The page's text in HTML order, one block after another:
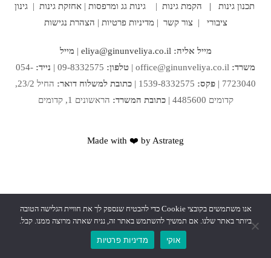
תכנון גינות | הקמת גינות | גינות גג ומרפסות |אחזקת גינות |גינון
ציבורי |צור קשר | מדיניות פרטיות | הצהרת נגישות
מייל אליה: eliya@ginunveliya.co.il
| מייל
משרד: office@ginunveliya.co.il
| טלפון: נייד: 054-
7723040 |
פקס: כתובת למשלוח דואר:
החיל 23/2,
קדומים 4485600 |
כתובת המשרד: הראשונים 1, קדומים
Made with ❤️ by Astrateg
אנו משתמשים בקובצי Cookie כדי להבטיח שנספק לך את חוויית הגלישה הטובה
ביותר באתר שלנו. אם תמשיך להשתמש באתר זה, נניח שאתה מרוצה ממנו. קבל.
אוקי מדיניות פרטיות